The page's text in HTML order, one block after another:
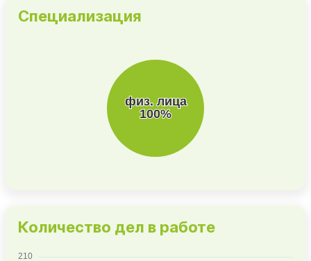
Специализация
Количество дел в работе